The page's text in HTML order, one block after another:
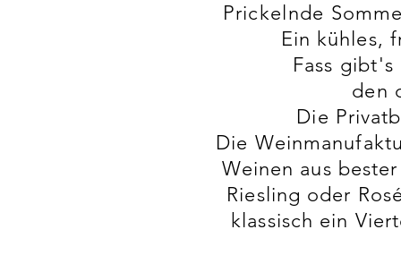
Prickelnde
Ein kühles,
Fass gibt's
den
Die
Die
Weinen aus
Riesling oder
klassisch ein